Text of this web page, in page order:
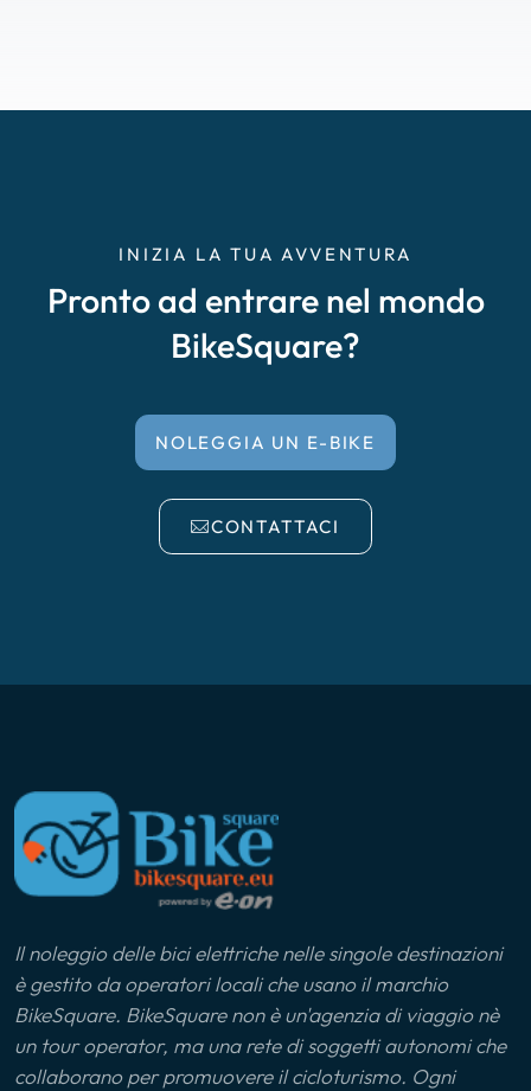
INIZIA LA TUA AVVENTURA
Pronto ad entrare nel mondo
BikeSquare?
NOLEGGIA UN E-BIKE
CONTATTACI
Il noleggio delle bici elettriche nelle singole destinazioni
è gestito da operatori locali che usano il marchio
BikeSquare. BikeSquare non è un'agenzia di viaggio nè
un tour operator, ma una rete di soggetti autonomi che
collaborano per promuovere il cicloturismo. Ogni